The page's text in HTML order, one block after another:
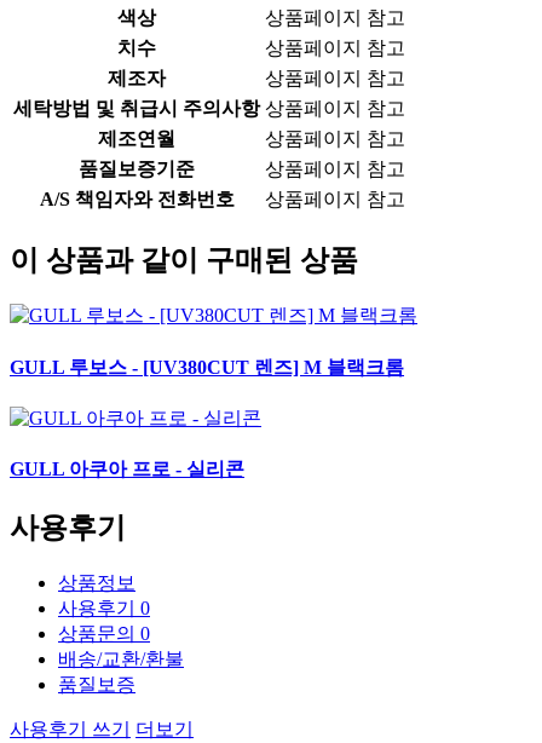
색상
상품페이지 참고
치수
상품페이지 참고
제조자
상품페이지 참고
세탁방법 및 취급시 주의사항 상품페이지 참고
제조연월
상품페이지 참고
품질보증기준
상품페이지 참고
A/S 책임자와 전화번호
상품페이지 참고
이 상품과 같이 구매된 상품
GULL 루보스 - [UV380CUT 렌즈] M 블랙크롬
GULL 아쿠아 프로 - 실리콘
사용후기
상품정보
사용후기 0
상품문의 0
배송/교환/환불
품질보증
사용후기 쓰기 더보기